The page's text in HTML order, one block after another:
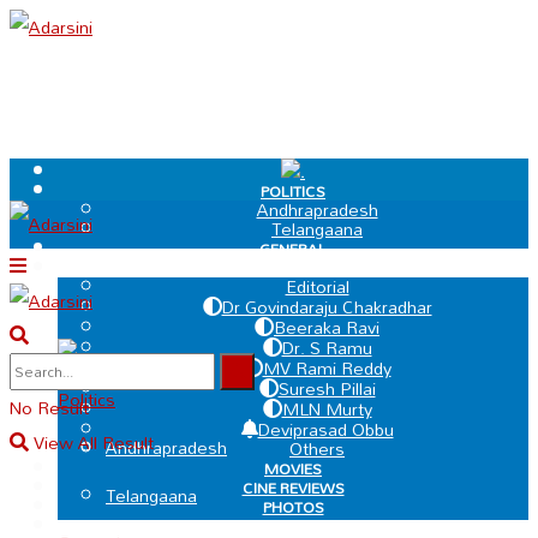
.
POLITICS
Andhrapradesh
Telangaana
GENERAL
Editorial
Dr Govindaraju Chakradhar
Beeraka Ravi
Dr. S Ramu
MV Rami Reddy
Suresh Pillai
MLN Murty
Deviprasad Obbu
Others
MOVIES
CINE REVIEWS
PHOTOS
VIDEOS
.
Politics
Andhrapradesh
Telangaana
No Result
View All Result